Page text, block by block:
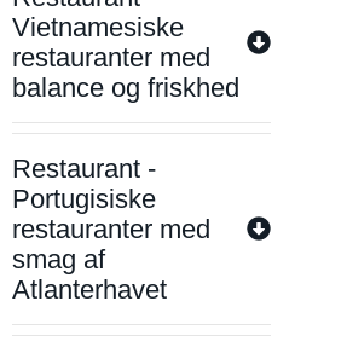
Vietnamesiske
restauranter med
balance og friskhed
Restaurant -
Portugisiske
restauranter med
smag af
Atlanterhavet